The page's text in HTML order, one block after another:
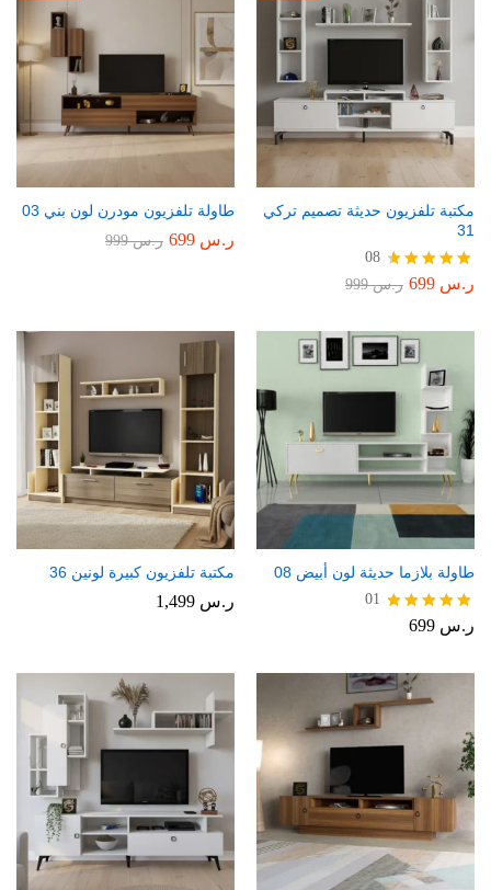
مكتبة تلفزيون حديثة تصميم تركي
31
تم التقييم
08
ر.س ر.س999
طاولة تلفزيون مودرن لون بني 03
ر.س ر.س999
طاولة بلازما حديثة لون أبيض 08
تم التقييم
01
ر.س
مكتبة تلفزيون كبيرة لونين 36
ر.س